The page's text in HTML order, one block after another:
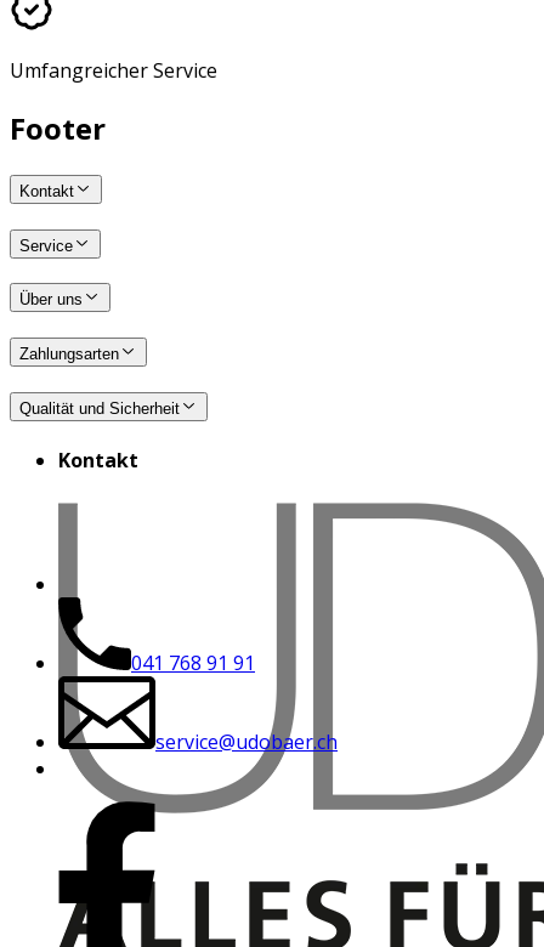
Umfangreicher Service
Footer
Kontakt
Service
Über uns
Zahlungsarten
Qualität und Sicherheit
Kontakt
041 768 91 91
service@udobaer.ch